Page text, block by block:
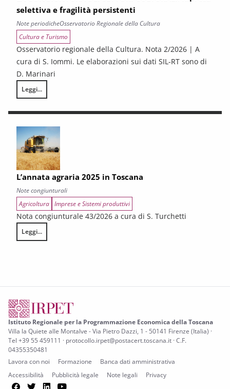
selettiva e fragilità persistenti
Note periodicheOsservatorio Regionale della Cultura
Cultura e Turismo
Osservatorio regionale della Cultura. Nota 2/2026 | A
cura di S. Iommi. Le elaborazioni sui dati SIL-RT sono di
D. Marinari
Leggi...
LA CONGIUNTURA DEI SETTORI CULTURALI. Ripresa selettiva e
L’annata agraria 2025 in Toscana
Note congiunturali
Agricoltura Imprese e Sistemi produttivi
Nota congiunturale 43/2026 a cura di S. Turchetti
Leggi...
L’annata agraria 2025 in Toscana
Istituto Regionale per la Programmazione Economica della Toscana
Villa la Quiete alle Montalve - Via Pietro Dazzi, 1 - 50141 Firenze (Italia) ·
Tel +39 55 459111 · protocollo.irpet@postacert.toscana.it · C.F.
04355350481
Lavora con noi
Formazione
Banca dati amministrativa
Accessibilità
Pubblicità legale Note legali Privacy
Facebook
TwitterLinkedIn